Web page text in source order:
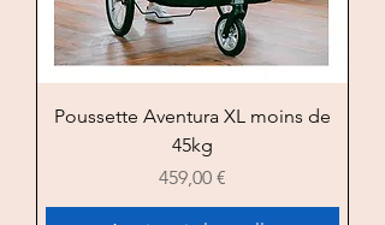
Poussette Aventura XL moins de
45kg
Prezzo
459,00 €